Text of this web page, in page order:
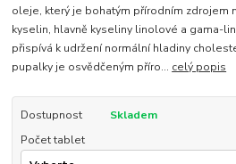
oleje, který je bohatým přírodním zdrojem
kyselin, hlavně kyseliny linolové a gama-
přispívá k udržení normální hladiny
pupalky je osvědčeným příro... celý popis
Dostupnost
Skladem
Počet tablet